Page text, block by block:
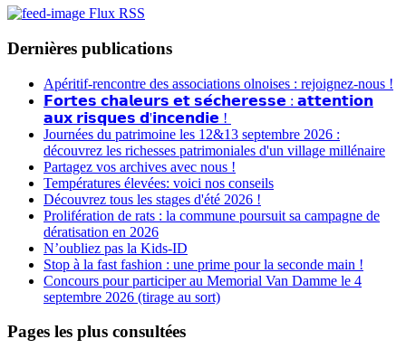
Flux RSS
Dernières publications
Apéritif-rencontre des associations olnoises : rejoignez-nous !
𝗙𝗼𝗿𝘁𝗲𝘀 𝗰𝗵𝗮𝗹𝗲𝘂𝗿𝘀 𝗲𝘁 𝘀𝗲́𝗰𝗵𝗲𝗿𝗲𝘀𝘀𝗲 : 𝗮𝘁𝘁𝗲𝗻𝘁𝗶𝗼𝗻
𝗮𝘂𝘅 𝗿𝗶𝘀𝗾𝘂𝗲𝘀 𝗱'𝗶𝗻𝗰𝗲𝗻𝗱𝗶𝗲 !
Journées du patrimoine les 12&13 septembre 2026 :
découvrez les richesses patrimoniales d'un village millénaire
Partagez vos archives avec nous !
Températures élevées: voici nos conseils
Découvrez tous les stages d'été 2026 !
Prolifération de rats : la commune poursuit sa campagne de
dératisation en 2026
N’oubliez pas la Kids-ID
Stop à la fast fashion : une prime pour la seconde main !
Concours pour participer au Memorial Van Damme le 4
septembre 2026 (tirage au sort)
Pages les plus consultées